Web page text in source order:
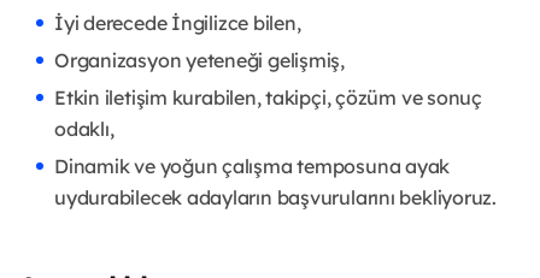
İyi derecede İngilizce bilen,
Organizasyon yeteneği gelişmiş,
Etkin iletişim kurabilen, takipçi, çözüm ve sonuç
odaklı,
Dinamik ve yoğun çalışma temposuna ayak
uydurabilecek adayların başvurularını bekliyoruz.